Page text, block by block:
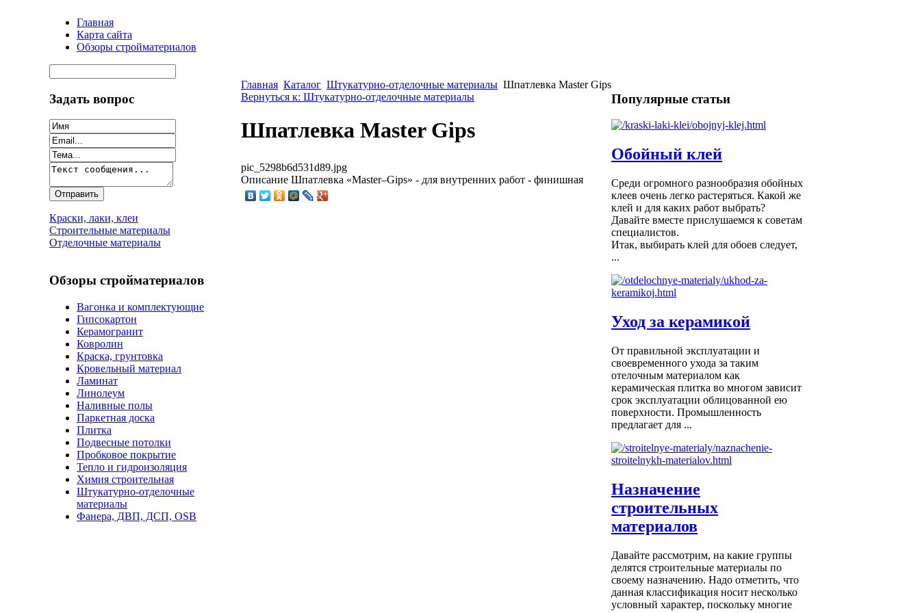
Главная
Карта сайта
Обзоры стройматериалов
Задать вопрос
Краски, лаки, клеи
Строительные материалы
Отделочные материалы
Обзоры стройматериалов
Вагонка и комплектующие
Гипсокартон
Керамогранит
Ковролин
Краска, грунтовка
Кровельный материал
Ламинат
Линолеум
Наливные полы
Паркетная доска
Плитка
Подвесные потолки
Пробковое покрытие
Тепло и гидроизоляция
Химия строительная
Штукатурно-отделочные
материалы
Фанера, ДВП, ДСП, OSB
Главная Каталог Штукатурно-отделочные материалы Шпатлевка Master Gips
Вернуться к: Штукатурно-отделочные материалы
Шпатлевка Master Gips
pic_5298b6d531d89.jpg
Описание Шпатлевка «Master–Gips» - для внутренних работ - финишная
Популярные статьи
Обойный клей
Среди огромного разнообразия обойных
клеев очень легко растеряться. Какой же
клей и для каких работ выбрать?
Давайте вместе прислушаемся к советам
специалистов.
Итак, выбирать клей для обоев следует,
...
Уход за керамикой
От правильной эксплуатации и
своевременного ухода за таким
отелочным материалом как
керамическая плитка во многом зависит
срок эксплуатации облицованной ею
поверхности. Промышленность
предлагает для ...
Назначение
строительных
материалов
Давайте рассмотрим, на какие группы
делятся строительные материалы по
своему назначению. Надо отметить, что
данная классификация носит несколько
условный характер, поскольку многие